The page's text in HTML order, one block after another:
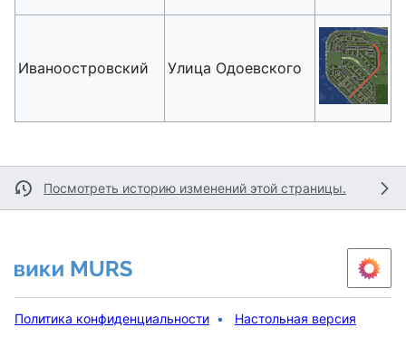
Иваноостровский Улица Одоевского
Посмотреть историю изменений этой страницы.
Политика конфиденциальности Настольная версия